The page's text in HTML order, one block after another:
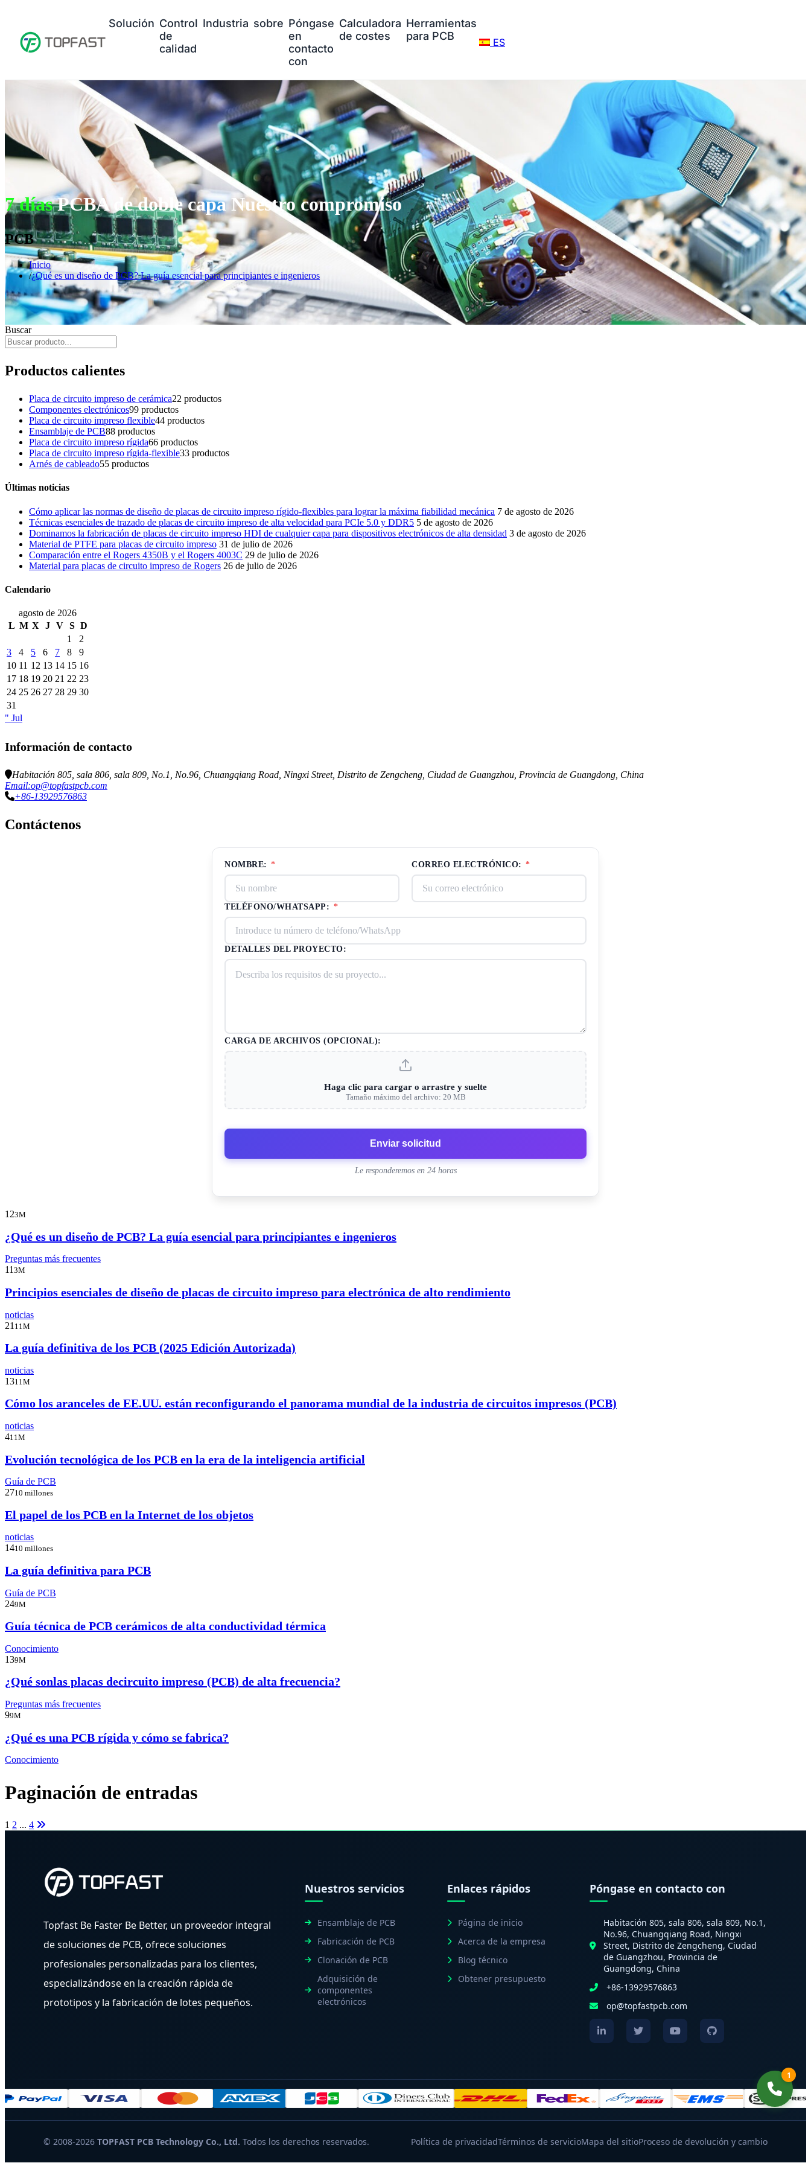
Solución Control
de
calidad
Industria sobre Póngase
en
contacto
con
Calculadora
de costes
Herramientas
para PCB
ES
7 díasPCBA de doble capa Nuestro compromiso
PCB
Inicio
¿Qué es un diseño de PCB? La guía esencial para principiantes e ingenieros
Buscar
Productos calientes
Placa de circuito impreso de cerámica22 productos
Componentes electrónicos99 productos
Placa de circuito impreso flexible44 productos
Ensamblaje de PCB88 productos
Placa de circuito impreso rígida66 productos
Placa de circuito impreso rígida-flexible33 productos
Arnés de cableado55 productos
Últimas noticias
Cómo aplicar las normas de diseño de placas de circuito impreso rígido-flexibles para lograr la máxima fiabilidad mecánica 7 de agosto de 2026
Técnicas esenciales de trazado de placas de circuito impreso de alta velocidad para PCIe 5.0 y DDR5 5 de agosto de 2026
Dominamos la fabricación de placas de circuito impreso HDI de cualquier capa para dispositivos electrónicos de alta densidad 3 de agosto de 2026
Material de PTFE para placas de circuito impreso 31 de julio de 2026
Comparación entre el Rogers 4350B y el Rogers 4003C 29 de julio de 2026
Material para placas de circuito impreso de Rogers 26 de julio de 2026
Calendario
agosto de 2026
L M X J V S D
1
2
3
4 5 6 7 8
9
10 11 12 13 14 15 16
17 18 19 20 21 22 23
24 25 26 27 28 29 30
31
" Jul
Información de contacto
Habitación 805, sala 806, sala 809, No.1, No.96, Chuangqiang Road, Ningxi Street, Distrito de Zengcheng, Ciudad de Guangzhou, Provincia de Guangdong, China
Email:op@topfastpcb.com
+86-13929576863
Contáctenos
NOMBRE: * CORREO ELECTRÓNICO: *
TELÉFONO/WHATSAPP: *
DETALLES DEL PROYECTO:
CARGA DE ARCHIVOS (OPCIONAL):
Haga clic para cargar o arrastre y suelte
Tamaño máximo del archivo: 20 MB
Enviar solicitud
Le responderemos en 24 horas
123M
¿Qué es un diseño de PCB? La guía esencial para principiantes e ingenieros
Preguntas más frecuentes
113M
Principios esenciales de diseño de placas de circuito impreso para electrónica de alto rendimiento
noticias
21 11M
La guía definitiva de los PCB (2025 Edición Autorizada)
noticias
1311M
Cómo los aranceles de EE.UU. están reconfigurando el panorama mundial de la industria de circuitos impresos (PCB)
noticias
411M
Evolución tecnológica de los PCB en la era de la inteligencia artificial
Guía de PCB
2710 millones
El papel de los PCB en la Internet de los objetos
noticias
1410 millones
La guía definitiva para PCB
Guía de PCB
249M
Guía técnica de PCB cerámicos de alta conductividad térmica
Conocimiento
139M
¿Qué sonlas placas decircuito impreso (PCB) de alta frecuencia?
Preguntas más frecuentes
99M
¿Qué es una PCB rígida y cómo se fabrica?
Conocimiento
Paginación de entradas
1 2 ... 4
Topfast Be Faster Be Better, un proveedor integral
de soluciones de PCB, ofrece soluciones
profesionales personalizadas para los clientes,
especializándose en la creación rápida de
prototipos y la fabricación de lotes pequeños.
Nuestros servicios
Ensamblaje de PCB
Fabricación de PCB
Clonación de PCB
Adquisición de
componentes
electrónicos
Enlaces rápidos
Página de inicio
Acerca de la empresa
Blog técnico
Obtener presupuesto
Póngase en contacto con
Habitación 805, sala 806, sala 809, No.1,
No.96, Chuangqiang Road, Ningxi
Street, Distrito de Zengcheng, Ciudad
de Guangzhou, Provincia de
Guangdong, China
+86-13929576863
op@topfastpcb.com
© 2008-2026 TOPFAST PCB Technology Co., Ltd. Todos los derechos reservados. Política de privacidadTérminos de servicioMapa del sitioProceso de devolución y cambio
1